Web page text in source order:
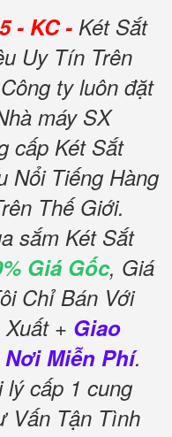
- KC - Két Sắt
Uy Tín Trên
ty luôn đặt
máy SX
cấp Két Sắt
Nổi Tiếng Hàng
Thế Giới.
sắm Két Sắt
Giá Gốc, Giá
Chỉ Bán Với
+ Giao
Miễn Phí.
lý cấp 1 cung
Vấn Tận Tình